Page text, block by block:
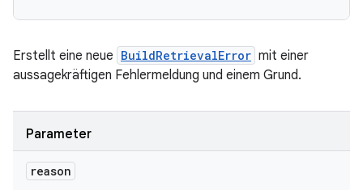
Erstellt eine neue BuildRetrievalError mit einer
aussagekräftigen Fehlermeldung und einem Grund.
Parameter
reason